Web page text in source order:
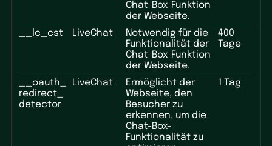
Chat-Box-Funktion
der Webseite.
__lc_cst LiveChat
Notwendig für die
Funktionalität der
Chat-Box-Funktion
der Webseite.
400
Tage
__oauth_
redirect_
detector
LiveChat
Ermöglicht der
Webseite, den
Besucher zu
erkennen, um die
Chat-Box-
Funktionalität zu
1 Tag